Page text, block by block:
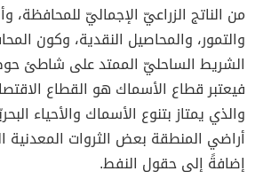
من الناتج الزراعيّ الإجماليّ للمحافظة،
والتمور، والمحاصيل النقدية، وكون
الشريط الساحليّ الممتد على شاطئ
فيعتبر قطاع الأسماك هو القطاع
والذي يمتاز بتنوع الأسماك والأحياء
أراضي المنطقة بعض الثروات المعدنية
إضافةً إلى حقول النفط.